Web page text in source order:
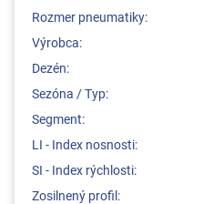
Rozmer pneumatiky:
Výrobca:
Dezén:
Sezóna / Typ:
Segment:
LI - Index nosnosti:
SI - Index rýchlosti:
Zosilnený profil: